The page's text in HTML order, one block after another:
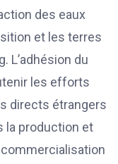
des eaux
et les terres
L’adhésion du
les efforts
directs étrangers
la production et
commercialisation